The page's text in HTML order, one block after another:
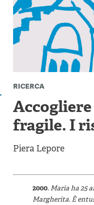
ricerca
fragile. I
Piera Lepore
2000. Maria ha 25
Margherita. È